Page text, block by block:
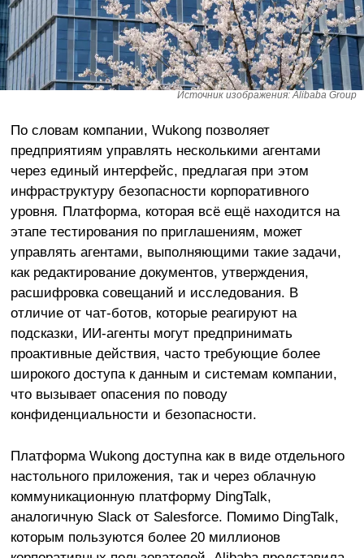
Источник изображения: Alibaba Group
По словам компании, Wukong позволяет
предприятиям управлять несколькими агентами
через единый интерфейс, предлагая при этом
инфраструктуру безопасности корпоративного
уровня. Платформа, которая всё ещё находится на
этапе тестирования по приглашениям, может
управлять агентами, выполняющими такие задачи,
как редактирование документов, утверждения,
расшифровка совещаний и исследования. В
отличие от чат-ботов, которые реагируют на
подсказки, ИИ-агенты могут предпринимать
проактивные действия, часто требующие более
широкого доступа к данным и системам компании,
что вызывает опасения по поводу
конфиденциальности и безопасности.
Платформа Wukong доступна как в виде отдельного
настольного приложения, так и через облачную
коммуникационную платформу DingTalk,
аналогичную Slack от Salesforce. Помимо DingTalk,
которым пользуются более 20 миллионов